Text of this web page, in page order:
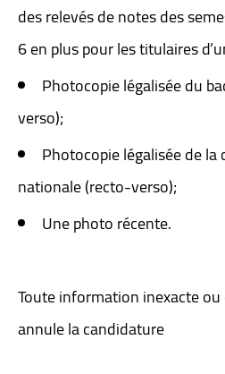
des relevés de notes des
6 en plus pour les titulaires
Photocopie légalisée du
verso);
Photocopie légalisée de la
nationale (recto-verso);
Une photo récente.
Toute information inexacte
annule la candidature